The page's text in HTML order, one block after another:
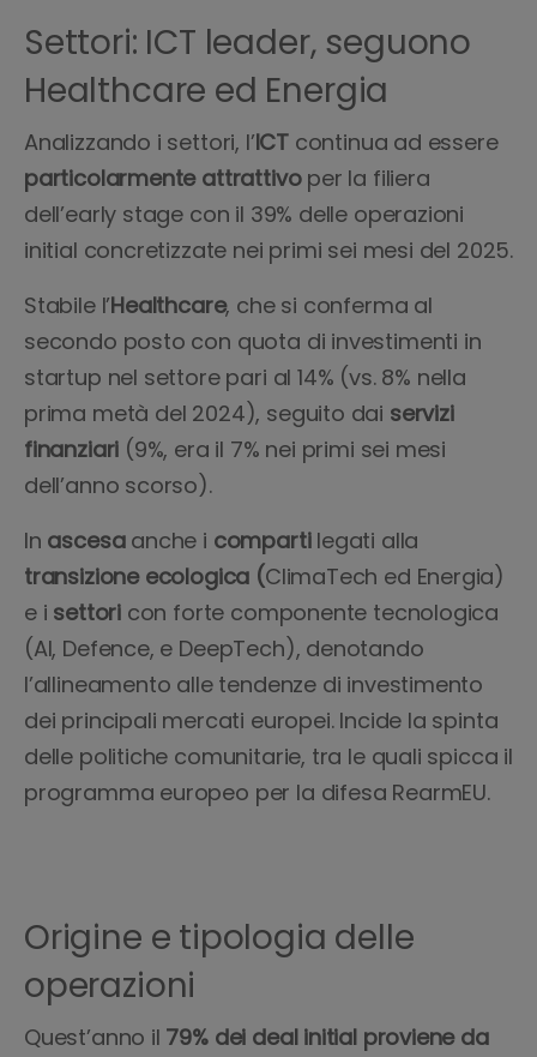
Settori: ICT leader, seguono
Healthcare ed Energia
Analizzando i settori, l’ICT continua ad essere
particolarmente attrattivoper la filiera
dell’early stage con il 39% delle operazioni
initial concretizzate nei primi sei mesi del 2025.
Stabile l’Healthcare, che si conferma al
secondo posto con quota di investimenti in
startup nel settore pari al 14% (vs. 8% nella
prima metà del 2024), seguito dai servizi
finanziari (9%, era il 7% nei primi sei mesi
dell’anno scorso).
In ascesa anche i comparti legati alla
transizione ecologica (ClimaTech ed Energia)
e i settori con forte componente tecnologica
(AI, Defence, e DeepTech), denotando
l’allineamento alle tendenze di investimento
dei principali mercati europei. Incide la spinta
delle politiche comunitarie, tra le quali spicca il
programma europeo per la difesa RearmEU.
Origine e tipologia delle
operazioni
Quest’anno il 79% dei deal initial proviene da